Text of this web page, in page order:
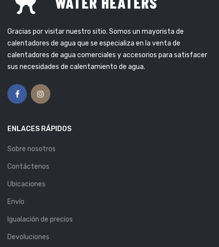
Gracias por visitar nuestro sitio. Somos un mayorista de
calentadores de agua que se especializa en la venta de
calentadores de agua comerciales y accesorios para satisfacer
sus necesidades de calentamiento de agua.
ENLACES RÁPIDOS
Sobre nosotros
Contáctenos
Ubicaciones
Envío
Igualación de precios
Devoluciones